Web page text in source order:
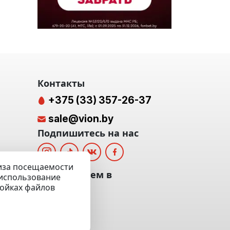
посещаемости
файлов
Контакты
+375 (33) 357-26-37
sale@vion.by
Подпишитесь на нас
Мы отвечаем в